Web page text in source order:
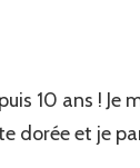
10 ans ! Je
dorée et je